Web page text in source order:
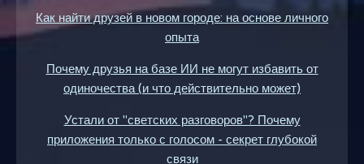
Как найти друзей в новом городе: на основе личного
опыта
Почему друзья на базе ИИ не могут избавить от
одиночества (и что действительно может)
Устали от "светских разговоров"? Почему
приложения только с голосом - секрет глубокой
связи